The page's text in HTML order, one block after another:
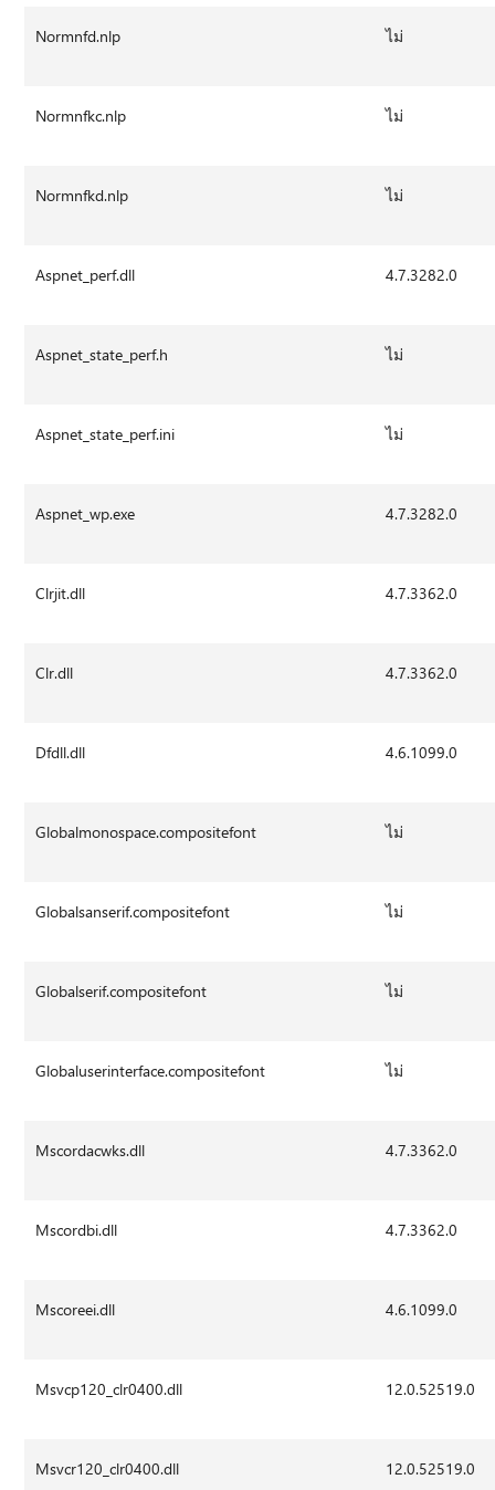
Normnfd.nlp ไม่
Normnfkc.nlp ไม่
Normnfkd.nlp ไม่
Aspnet_perf.dll 4.7.3282.0
Aspnet_state_perf.h ไม่
Aspnet_state_perf.ini ไม่
Aspnet_wp.exe 4.7.3282.0
Clrjit.dll 4.7.3362.0
Clr.dll 4.7.3362.0
Dfdll.dll 4.6.1099.0
Globalmonospace.compositefont ไม่
Globalsanserif.compositefont ไม่
Globalserif.compositefont ไม่
Globaluserinterface.compositefont ไม่
Mscordacwks.dll 4.7.3362.0
Mscordbi.dll 4.7.3362.0
Mscoreei.dll 4.6.1099.0
Msvcp120_clr0400.dll 12.0.52519.0
Msvcr120_clr0400.dll 12.0.52519.0